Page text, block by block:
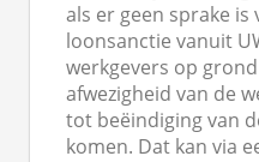
als er geen sprake is
loonsanctie vanuit
werkgevers op
afwezigheid van de
tot beëindiging van
komen. Dat kan via